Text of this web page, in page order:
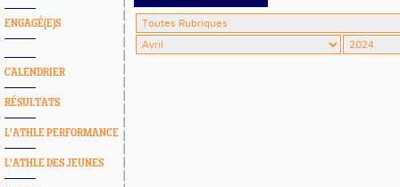
ENGAGÉ(E)S
CALENDRIER
RÉSULTATS
L'ATHLE PERFORMANCE
L'ATHLE DES JEUNES